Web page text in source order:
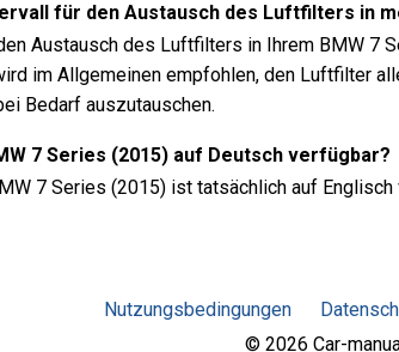
für den Austausch des Luftfilters in
Austausch des Luftfilters in Ihrem BMW 7
im Allgemeinen empfohlen, den Luftfilter
Bedarf auszutauschen.
7 Series (2015) auf Deutsch verfügbar?
7 Series (2015) ist tatsächlich auf Englisch
Nutzungsbedingungen
© 2026 Car-